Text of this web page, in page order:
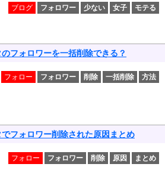
ブログ フォロワー 少ない 女子 モテる
フォロワーを一括削除できる？
フォロー フォロワー 削除 一括削除 方法
でフォロワー削除された原因まとめ
フォロー フォロワー 削除 原因 まとめ